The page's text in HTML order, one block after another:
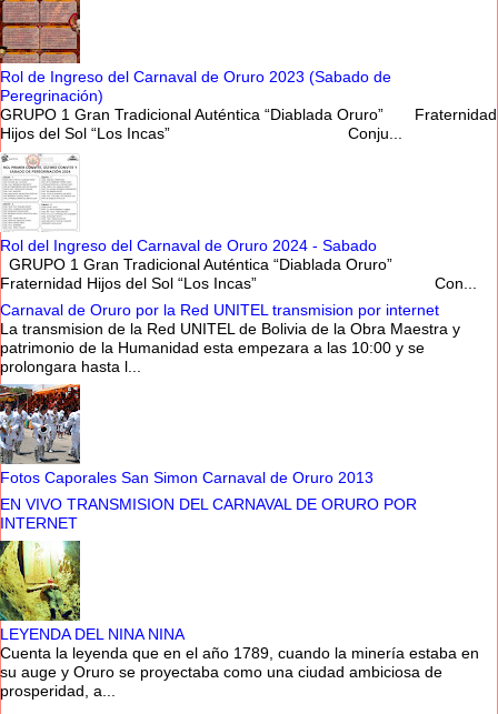
Rol de Ingreso del Carnaval de Oruro 2023 (Sabado de
Peregrinación)
GRUPO 1 Gran Tradicional Auténtica “Diablada Oruro” Fraternidad
Hijos del Sol “Los Incas” Conju...
Rol del Ingreso del Carnaval de Oruro 2024 - Sabado
GRUPO 1 Gran Tradicional Auténtica “Diablada Oruro”
Fraternidad Hijos del Sol “Los Incas” Con...
Carnaval de Oruro por la Red UNITEL transmision por internet
La transmision de la Red UNITEL de Bolivia de la Obra Maestra y
patrimonio de la Humanidad esta empezara a las 10:00 y se
prolongara hasta l...
Fotos Caporales San Simon Carnaval de Oruro 2013
EN VIVO TRANSMISION DEL CARNAVAL DE ORURO POR
INTERNET
LEYENDA DEL NINA NINA
Cuenta la leyenda que en el año 1789, cuando la minería estaba en
su auge y Oruro se proyectaba como una ciudad ambiciosa de
prosperidad, a...